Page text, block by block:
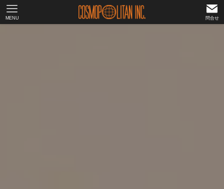
問合せ
MENU